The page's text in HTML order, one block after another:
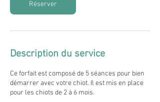
i
n
Réserver
Description du service
Ce forfait est composé de 5 séances pour bien
démarrer avec votre chiot. Il est mis en place
pour les chiots de 2 à 6 mois.